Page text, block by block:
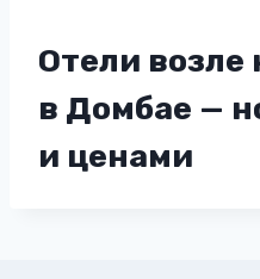
Отели возле
в Домбае —
и ценами